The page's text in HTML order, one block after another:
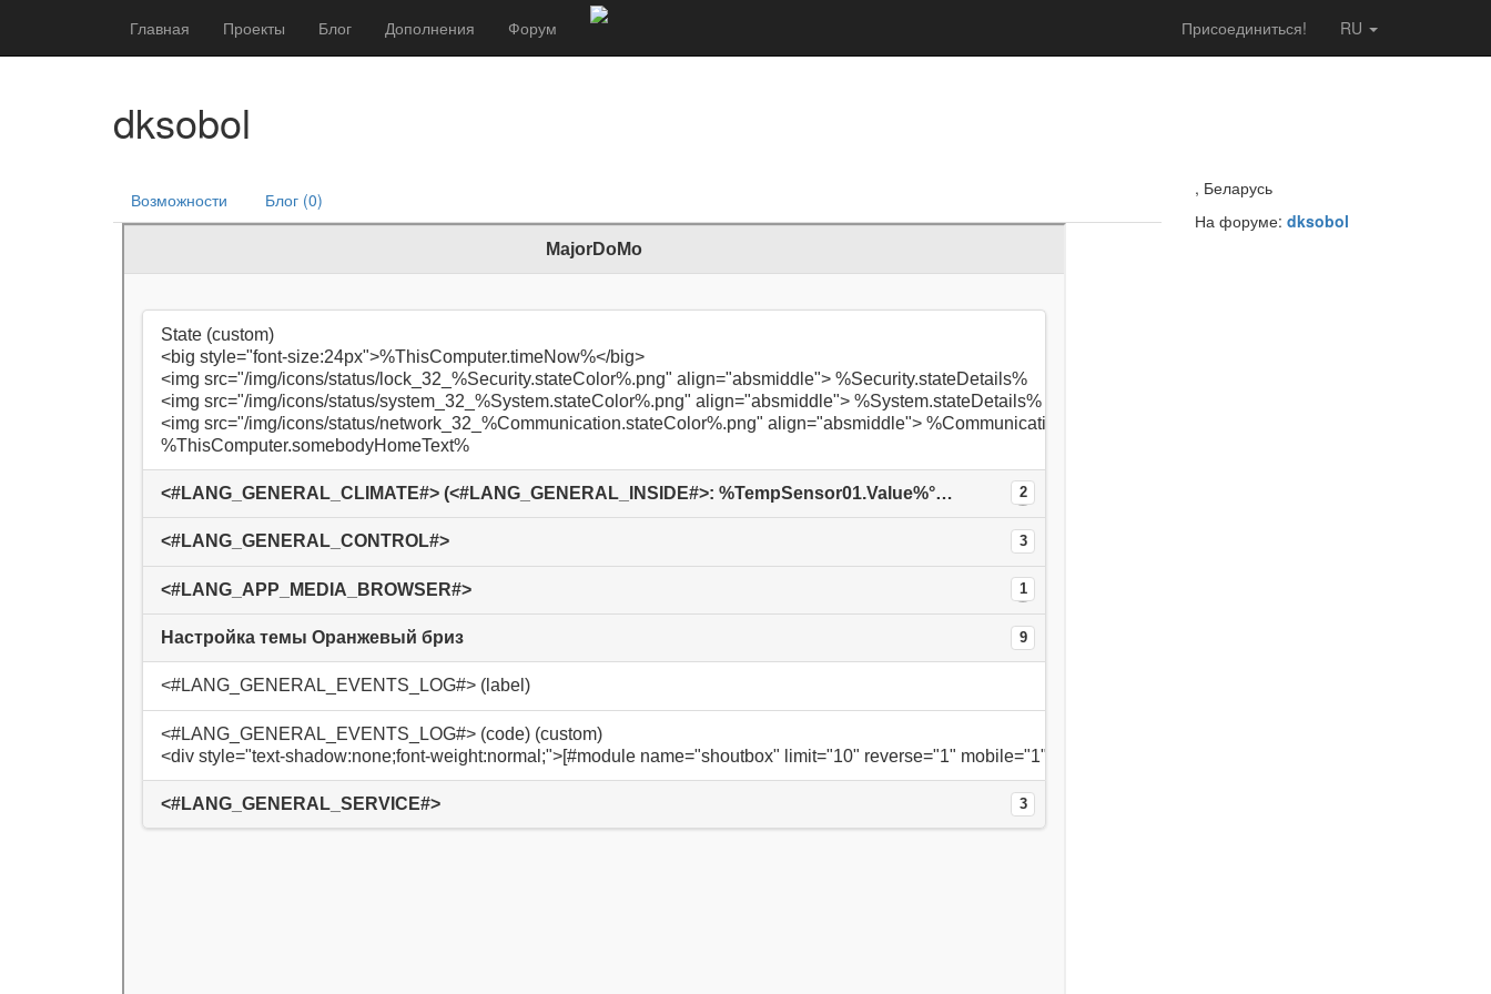
Главная Проекты Блог Дополнения Форум RU
Присоединиться!
dksobol
Возможности Блог (0)
, Беларусь
На форуме: dksobol